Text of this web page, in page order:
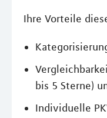
Ihre Vorteile
bis 5 Sterne)
Individuelle